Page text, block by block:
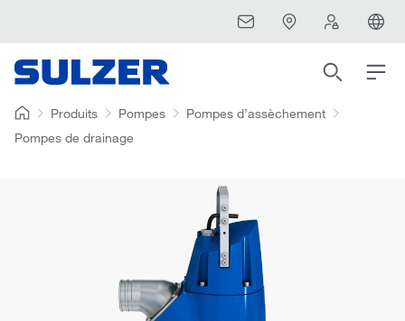
Produits Pompes
Pompes d’assèchement
Pompes de drainage